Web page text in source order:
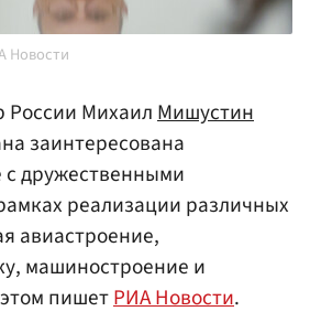
Новости
России МихаилМишустин
заинтересована
с дружественными
реализации различных
авиастроение,
машиностроение и
пишетРИА Новости.